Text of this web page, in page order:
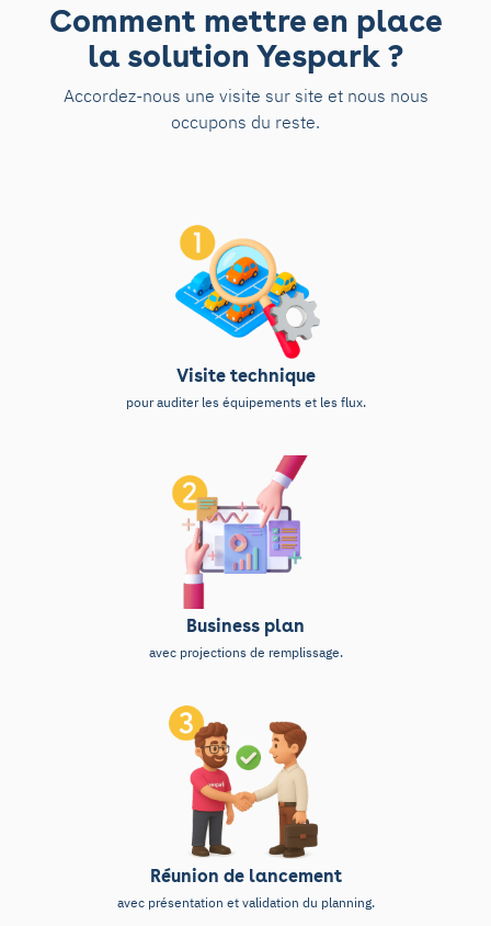
Comment mettre en place
la solution Yespark ?
Accordez-nous une visite sur site et nous nous
occupons du reste.
Visite technique
pour auditer les équipements et les flux.
Business plan
avec projections de remplissage.
Réunion de lancement
avec présentation et validation du planning.